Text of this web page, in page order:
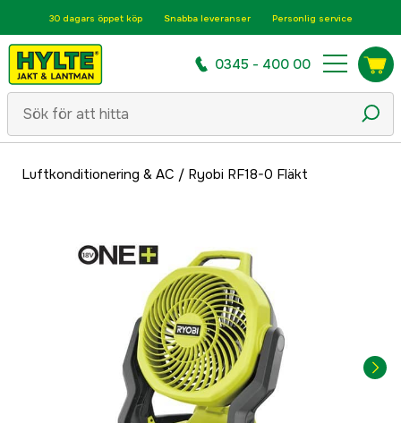
30 dagars öppet köp Snabba leveranser Personlig service
0345 - 400 00
Luftkonditionering & AC / Ryobi RF18-0 Fläkt